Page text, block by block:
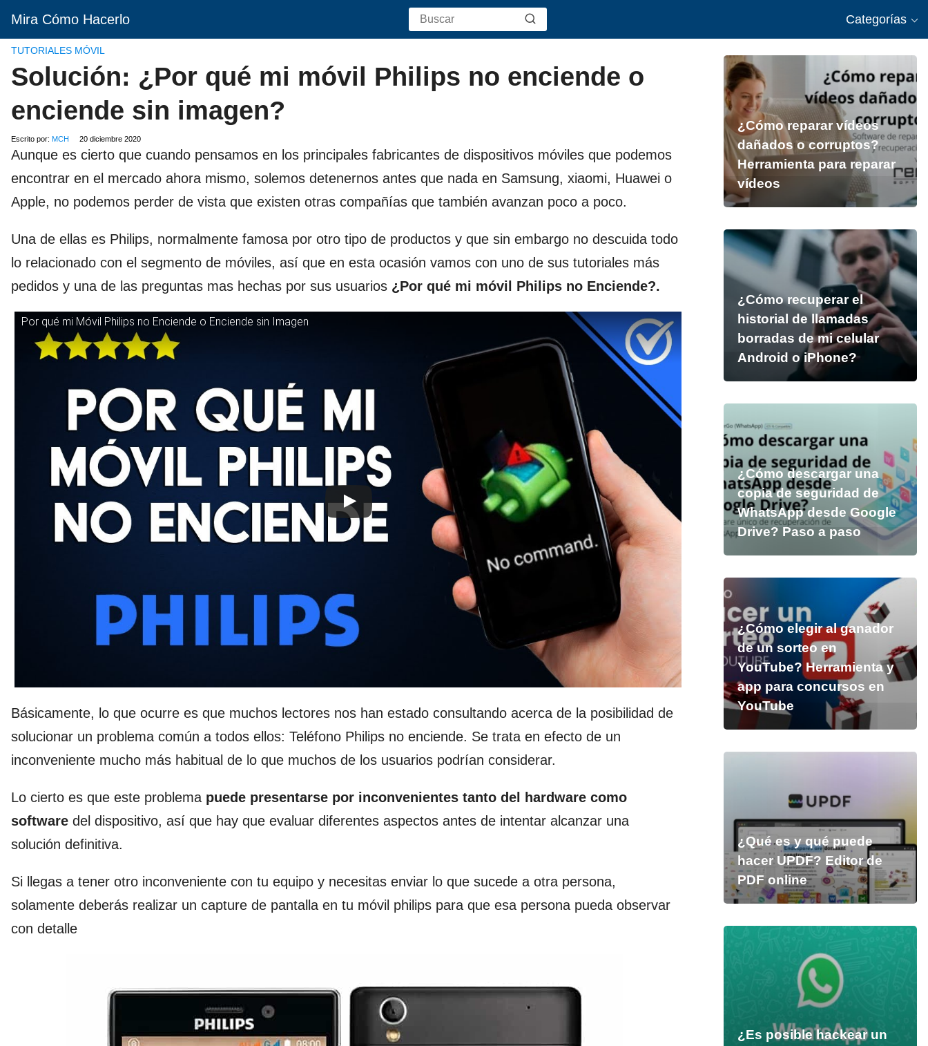
Mira Cómo Hacerlo Categorías
TUTORIALES MÓVIL
Solución: ¿Por qué mi móvil Philips no enciende o
enciende sin imagen?
Escrito por: MCH 20 diciembre 2020
Aunque es cierto que cuando pensamos en los principales fabricantes de dispositivos móviles que podemos
encontrar en el mercado ahora mismo, solemos detenernos antes que nada en Samsung, xiaomi, Huawei o
Apple, no podemos perder de vista que existen otras compañías que también avanzan poco a poco.
Una de ellas es Philips, normalmente famosa por otro tipo de productos y que sin embargo no descuida todo
lo relacionado con el segmento de móviles, así que en esta ocasión vamos con uno de sus tutoriales más
pedidos y una de las preguntas mas hechas por sus usuarios ¿Por qué mi móvil Philips no Enciende?.
Por qué mi Móvil Philips no Enciende o Enciende sin Imagen
Básicamente, lo que ocurre es que muchos lectores nos han estado consultando acerca de la posibilidad de
solucionar un problema común a todos ellos: Teléfono Philips no enciende. Se trata en efecto de un
inconveniente mucho más habitual de lo que muchos de los usuarios podrían considerar.
Lo cierto es que este problema puede presentarse por inconvenientes tanto del hardware como
software del dispositivo, así que hay que evaluar diferentes aspectos antes de intentar alcanzar una
solución definitiva.
Si llegas a tener otro inconveniente con tu equipo y necesitas enviar lo que sucede a otra persona,
solamente deberás realizar un capture de pantalla en tu móvil philips para que esa persona pueda observar
con detalle
¿Cómo reparar vídeos
dañados o corruptos?
Herramienta para reparar
vídeos
¿Cómo recuperar el
historial de llamadas
borradas de mi celular
Android o iPhone?
¿Cómo descargar una
copia de seguridad de
WhatsApp desde Google
Drive? Paso a paso
¿Cómo elegir al ganador
de un sorteo en
YouTube? Herramienta y
app para concursos en
YouTube
¿Qué es y qué puede
hacer UPDF? Editor de
PDF online
¿Es posible hackear un